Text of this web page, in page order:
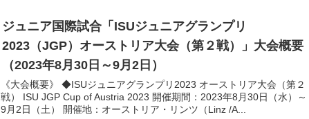
ジュニア国際試合「ISUジュニアグランプリ
2023（JGP）オーストリア大会（第２戦）」大会概要
（2023年8月30日～9月2日）
《大会概要》 ◆ISUジュニアグランプリ2023 オーストリア大会（第２
戦） ISU JGP Cup of Austria 2023 開催期間：2023年8月30日（水）～
9月2日（土） 開催地：オーストリア・リンツ（Linz /A...